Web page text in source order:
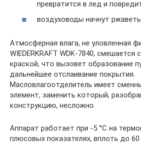
превратится в лед и
воздуховоды начнут
Атмосферная влага, не уловленная
WIEDERKRAFT WDK-7840, смешается
краской, что вызовет образование
дальнейшее отслаивание покрытия.
Масловлагоотделитель имеет
элемент, заменить который,
конструкцию, несложно.
Аппарат работает при -5 °С на
плюсовых показателях, вплоть до 60